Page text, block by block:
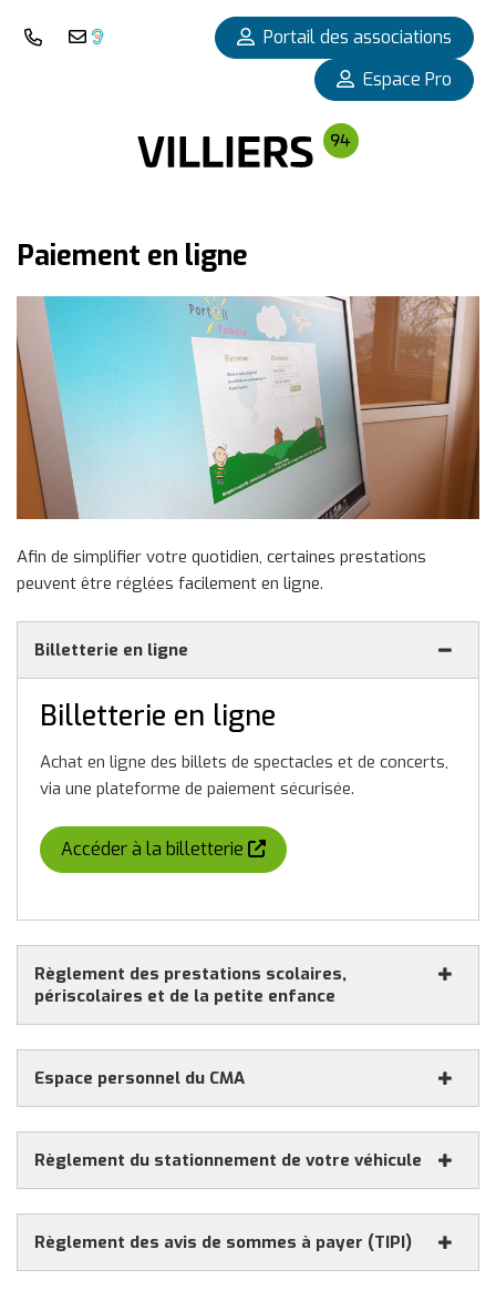
Nous téléphoner
Nous contacter
Portail des associations
Espace Pro
Paiement en ligne
Afin de simplifier votre quotidien, certaines prestations
peuvent être réglées facilement en ligne.
Billetterie en ligne
Billetterie en ligne
Achat en ligne des billets de spectacles et de concerts,
via une plateforme de paiement sécurisée.
Accéder à la billetterie (nouvelle fenêtre)
Règlement des prestations scolaires,
périscolaires et de la petite enfance
Espace personnel du CMA
Règlement du stationnement de votre véhicule
Règlement des avis de sommes à payer (TIPI)